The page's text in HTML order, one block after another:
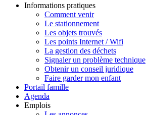
Informations pratiques
Comment venir
Le stationnement
Les objets trouvés
Les points Internet / Wifi
La gestion des déchets
Signaler un problème technique
Obtenir un conseil juridique
Faire garder mon enfant
Portail famille
Agenda
Emplois